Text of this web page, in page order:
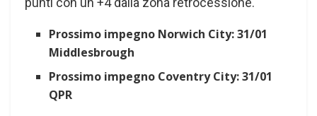
Prossimo impegno Norwich City: 31/01
Middlesbrough
Prossimo impegno Coventry City: 31/01
QPR